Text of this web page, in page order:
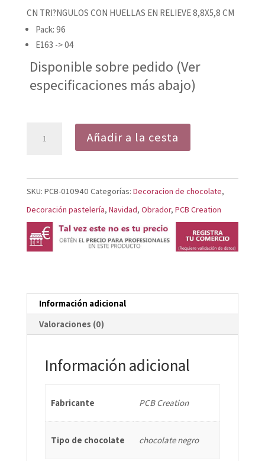
CN TRI?NGULOS CON HUELLAS EN RELIEVE 8,8X5,8 CM
Pack: 96
E163 -> 04
Disponible sobre pedido (Ver
especificaciones más abajo)
HUELLAS
EN
CM
cantidad
Añadir a la cesta
SKU: PCB-010940 Categorías: Decoracion de chocolate,
Decoración pastelería, Navidad, Obrador, PCB Creation
Información adicional
Valoraciones (0)
Información adicional
Fabricante PCB Creation
Tipo de chocolate chocolate negro